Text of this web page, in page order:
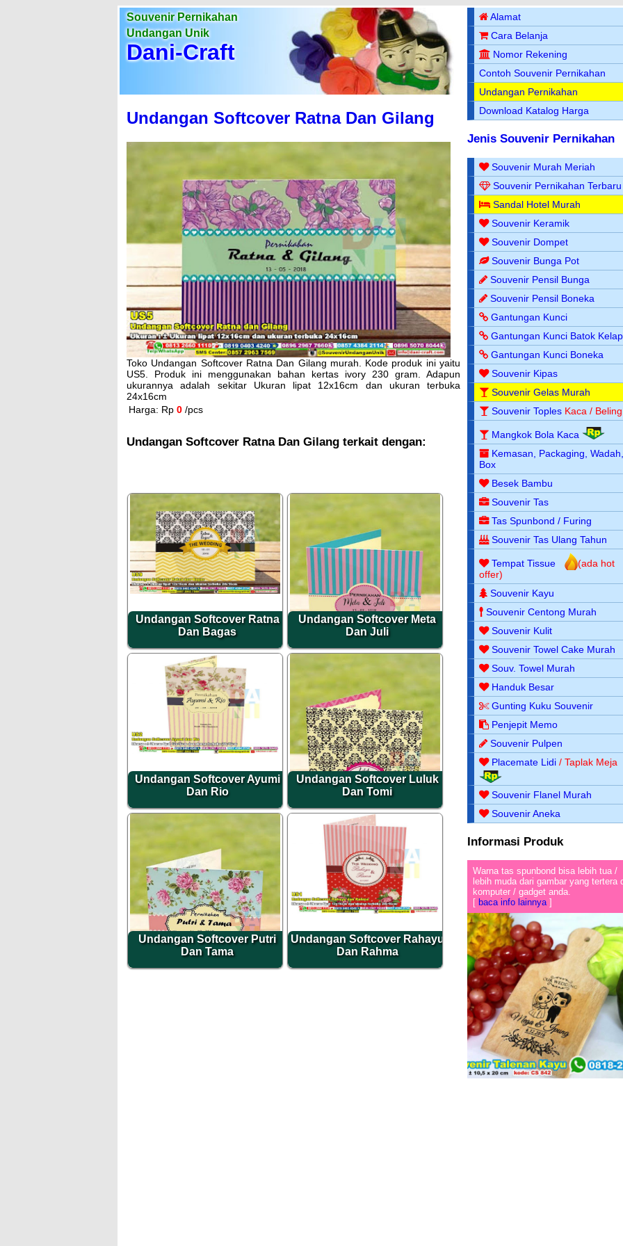
Souvenir Pernikahan
Undangan Unik
Dani-Craft
Undangan Softcover Ratna Dan Gilang
Toko Undangan Softcover Ratna Dan Gilang murah. Kode produk ini yaitu
US5. Produk ini menggunakan bahan kertas ivory 230 gram. Adapun
ukurannya adalah sekitar Ukuran lipat 12x16cm dan ukuran terbuka
24x16cm
Harga: Rp 0 /pcs
Undangan Softcover Ratna Dan Gilang terkait dengan:
Undangan Softcover Ratna
Dan Bagas
Undangan Softcover Meta
Dan Juli
Undangan Softcover Ayumi
Dan Rio
Undangan Softcover Luluk
Dan Tomi
Undangan Softcover Putri
Dan Tama
Undangan Softcover Rahayu
Dan Rahma
Alamat
Cara Belanja
Nomor Rekening
Contoh Souvenir Pernikahan
Undangan Pernikahan
Download Katalog Harga
Jenis Souvenir Pernikahan
Souvenir Murah Meriah
Souvenir Pernikahan Terbaru
Sandal Hotel Murah
Souvenir Keramik
Souvenir Dompet
Souvenir Bunga Pot
Souvenir Pensil Bunga
Souvenir Pensil Boneka
Gantungan Kunci
Gantungan Kunci Batok
Gantungan Kunci Boneka
Souvenir Kipas
Souvenir Gelas Murah
Souvenir Toples Kaca / Beling
Mangkok Bola Kaca
Kemasan, Packaging,
Box
Besek Bambu
Souvenir Tas
Tas Spunbond / Furing
Souvenir Tas Ulang Tahun
Tempat Tissue
(ada hot
offer)
Souvenir Kayu
Souvenir Centong Murah
Souvenir Kulit
Souvenir Towel Cake Murah
Souv. Towel Murah
Handuk Besar
Gunting Kuku Souvenir
Penjepit Memo
Souvenir Pulpen
Placemate Lidi / Taplak Meja
Souvenir Flanel Murah
Souvenir Aneka
Informasi Produk
Warna tas spunbond bisa lebih tua /
lebih muda dari gambar yang tertera
komputer / gadget anda.
[ baca info lainnya]